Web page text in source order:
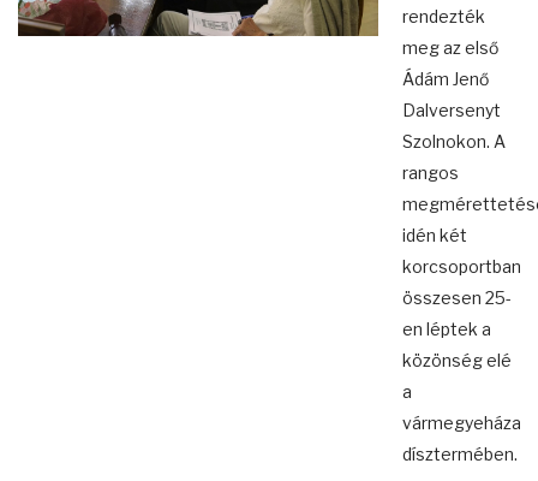
rendezték
meg az első
Ádám Jenő
Dalversenyt
Szolnokon. A
rangos
idén két
korcsoportban
összesen 25-
en léptek a
közönség elé
a
vármegyeháza
dísztermében.